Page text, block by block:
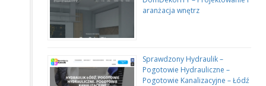
aranżacja wnętrz
Sprawdzony Hydraulik –
Pogotowie Hydrauliczne –
Pogotowie Kanalizacyjne – Łódź